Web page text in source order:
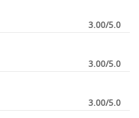
3.00/5.0
3.00/5.0
3.00/5.0